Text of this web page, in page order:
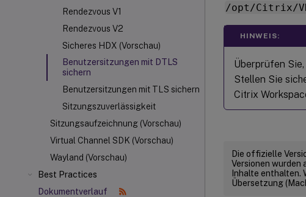
Rendezvous V1
Rendezvous V2
Sicheres HDX (Vorschau)
Benutzersitzungen mit DTLS
sichern
Benutzersitzungen mit TLS sichern
Sitzungszuverlässigkeit
Sitzungsaufzeichnung (Vorschau)
Virtual Channel SDK (Vorschau)
Wayland (Vorschau)
Best Practices
Dokumentverlauf
/opt/Citrix/
HINWEIS:
Überprüfen
Stellen Sie
Citrix
Die offizielle
Versionen
Inhalte enthalten.
Übersetzung